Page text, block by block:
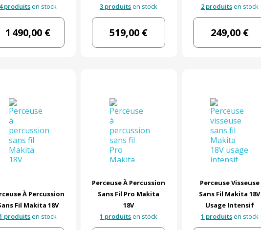
produitsen stock
1 490,00 €
3 produitsen stock
519,00 €
2 produitsen stock
249,00 €
À Percussion
Fil Makita 18V
produitsen stock
Perceuse À Percussion
Sans Fil Pro Makita
18V
1 produitsen stock
Perceuse Visseuse
Sans Fil Makita 18V
Usage Intensif
1 produitsen stock